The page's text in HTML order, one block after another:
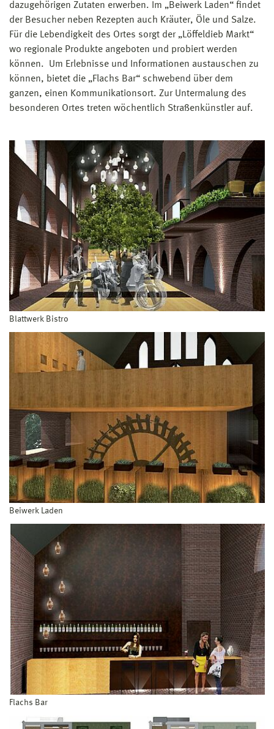
dazugehörigen Zutaten erwerben. Im „Beiwerk Laden“ findet
der Besucher neben Rezepten auch Kräuter, Öle und Salze.
Für die Lebendigkeit des Ortes sorgt der „Löffeldieb Markt“
wo regionale Produkte angeboten und probiert werden
können. Um Erlebnisse und Informationen austauschen zu
können, bietet die „Flachs Bar“ schwebend über dem
ganzen, einen Kommunikationsort. Zur Untermalung des
besonderen Ortes treten wöchentlich Straßenkünstler auf.
Blattwerk Bistro
Beiwerk Laden
Flachs Bar